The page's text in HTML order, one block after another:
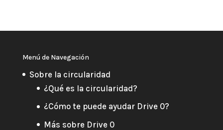
Menú de Navegación
Sobre la circularidad
¿Qué es la circularidad?
¿Cómo te puede ayudar Drive 0?
Más sobre Drive 0